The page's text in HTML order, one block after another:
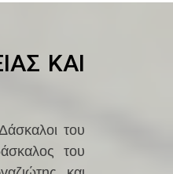
ΚΑΙ
του
του